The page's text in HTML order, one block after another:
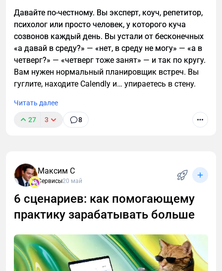
Спецтехника». Опубликованы спикеры форума!
Давайте по-честному. Вы эксперт, коуч, репетитор,
психолог или просто человек, у которого куча
созвонов каждый день. Вы устали от бесконечных
«а давай в среду?» — «нет, в среду не могу» — «а в
четверг?» — «четверг тоже занят» — и так по кругу.
Вам нужен нормальный планировщик встреч. Вы
гуглите, находите Calendly и… упираетесь в стену.
Читать далее
27 3 8
Максим С
Сервисы20 май
6 сценариев: как помогающему
практику зарабатывать больше